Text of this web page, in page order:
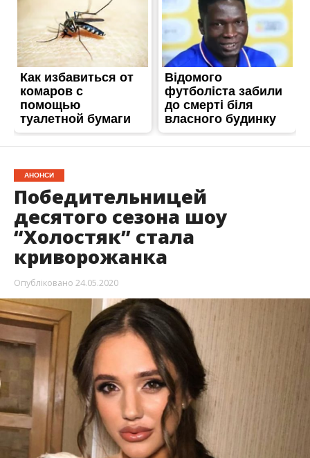
АНОНСИ
Победительницей
десятого сезона шоу
“Холостяк” стала
криворожанка
Опубліковано 24.05.2020